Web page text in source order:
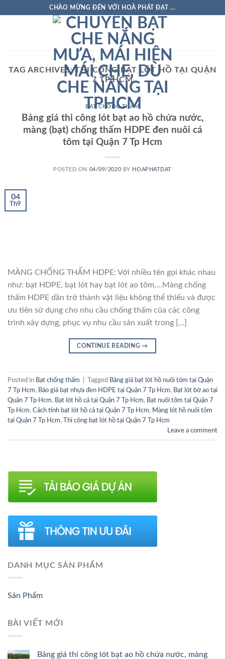
CHÀO MỪNG ĐẾN VỚI HOÀ PHÁT ĐẠT ...
TAG ARCHIVES:THI CÔNG BẠT LÓT HỒ TẠI QUẬN
7 TP HCM
BẠT CHỐNG THẤM
Bảng giá thi công lót bạt ao hồ chứa nước,
màng (bạt) chống thấm HDPE đen nuôi cá
tôm tại Quận 7 Tp Hcm
POSTED ON 04/09/2020 BY HOAPHATDAT
04
Th9
MÀNG CHỐNG THẤM HDPE: Với nhiều tên gọi khác nhau
như: bạt HDPE, bạt lót hay bạt lót ao tôm,…Màng chống
thấm HDPE dần trở thành vật liệu không thể thiếu và được
ưu tiên sử dụng cho nhu cầu chống thấm của các công
trình xây dựng, phục vụ nhu cầu sản xuất trong […]
CONTINUE READING→
Posted in Bạt chống thấm Tagged Bảng giá bạt lót hồ nuôi tôm tại Quận
7 Tp Hcm, Báo giá bạt nhựa đen HDPE tại Quận 7 Tp Hcm, Bạt lót bờ ao tại
Quận 7 Tp Hcm, Bạt lót hồ cá tại Quận 7 Tp Hcm, Bạt nuôi tôm tại Quận 7
Tp Hcm, Cách tính bạt lót hồ cá tại Quận 7 Tp Hcm, Màng lót hồ nuôi tôm
tại Quận 7 Tp Hcm,
Thi công bạt lót hồ tại Quận 7 Tp Hcm
Leave a comment
DANH MỤC SẢN PHẨM
Sản Phẩm
BÀI VIẾT MỚI
Bảng giá thi công lót bạt ao hồ chứa nước, màng